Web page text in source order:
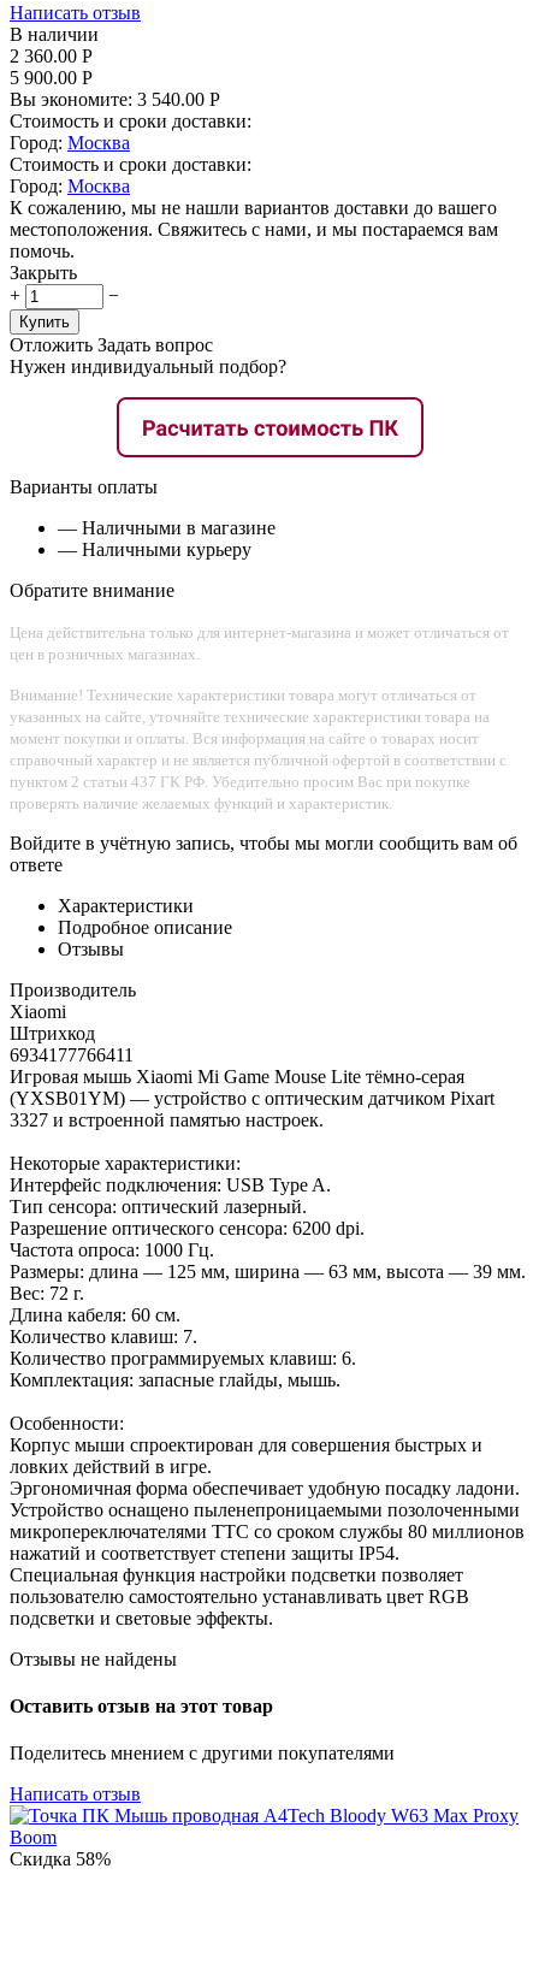
Написать отзыв
В наличии
2 360.00 Р
5 900.00 Р
Вы экономите: 3 540.00 Р
Стоимость и сроки доставки:
Город: Москва
Стоимость и сроки доставки:
Город: Москва
К сожалению, мы не нашли вариантов доставки до вашего
местоположения. Свяжитесь с нами, и мы постараемся вам
помочь.
Закрыть
+
−
Купить
Отложить Задать вопрос
Нужен индивидуальный подбор?
Варианты оплаты
— Наличными в магазине
— Наличными курьеру
Обратите внимание
Цена действительна только для интернет-магазина и может отличаться от
цен в розничных магазинах.
Внимание! Технические характеристики товара могут отличаться от
указанных на сайте, уточняйте технические характеристики товара на
момент покупки и оплаты. Вся информация на сайте о товарах носит
справочный характер и не является публичной офертой в соответствии с
пунктом 2 статьи 437 ГК РФ. Убедительно просим Вас при покупке
проверять наличие желаемых функций и характеристик.
Войдите в учётную запись, чтобы мы могли сообщить вам об
ответе
Характеристики
Подробное описание
Отзывы
Производитель
Xiaomi
Штрихкод
6934177766411
Игровая мышь Xiaomi Mi Game Mouse Lite тёмно-серая
(YXSB01YM) — устройство с оптическим датчиком Pixart
3327 и встроенной памятью настроек.
Некоторые характеристики:
Интерфейс подключения: USB Type A.
Тип сенсора: оптический лазерный.
Разрешение оптического сенсора: 6200 dpi.
Частота опроса: 1000 Гц.
Размеры: длина — 125 мм, ширина — 63 мм, высота — 39 мм.
Вес: 72 г.
Длина кабеля: 60 см.
Количество клавиш: 7.
Количество программируемых клавиш: 6.
Комплектация: запасные глайды, мышь.
Особенности:
Корпус мыши спроектирован для совершения быстрых и
ловких действий в игре.
Эргономичная форма обеспечивает удобную посадку ладони.
Устройство оснащено пыленепроницаемыми позолоченными
микропереключателями TTC со сроком службы 80 миллионов
нажатий и соответствует степени защиты IP54.
Специальная функция настройки подсветки позволяет
пользователю самостоятельно устанавливать цвет RGB
подсветки и световые эффекты.
Отзывы не найдены
Оставить отзыв на этот товар
Поделитесь мнением с другими покупателями
Написать отзыв
Скидка 58%